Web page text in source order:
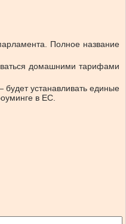
Полное название
домашними тарифами
устанавливать единые
в ЕС.